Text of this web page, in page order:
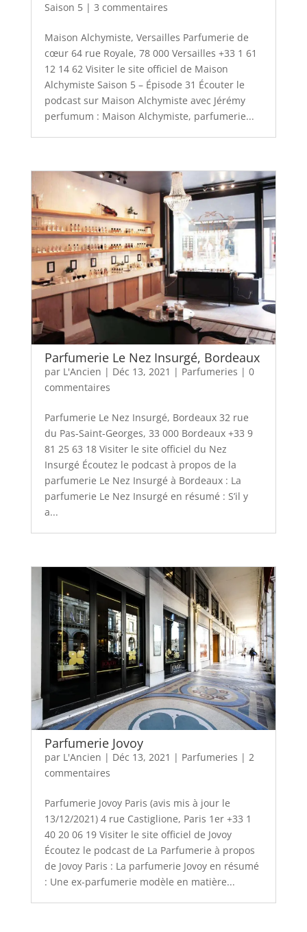
Saison 5| 3 commentaires
Maison Alchymiste, Versailles Parfumerie de
cœur 64 rue Royale, 78 000 Versailles +33 1 61
12 14 62 Visiter le site officiel de Maison
Alchymiste Saison 5 – Épisode 31 Écouter le
podcast sur Maison Alchymiste avec Jérémy
perfumum : Maison Alchymiste, parfumerie...
Parfumerie Le Nez Insurgé, Bordeaux
par L'Ancien | Déc 13, 2021 | Parfumeries | 0
commentaires
Parfumerie Le Nez Insurgé, Bordeaux 32 rue
du Pas-Saint-Georges, 33 000 Bordeaux +33 9
81 25 63 18 Visiter le site officiel du Nez
Insurgé Écoutez le podcast à propos de la
parfumerie Le Nez Insurgé à Bordeaux : La
parfumerie Le Nez Insurgé en résumé : S’il y
a...
Parfumerie Jovoy
par L'Ancien | Déc 13, 2021 | Parfumeries | 2
commentaires
Parfumerie Jovoy Paris (avis mis à jour le
13/12/2021) 4 rue Castiglione, Paris 1er +33 1
40 20 06 19 Visiter le site officiel de Jovoy
Écoutez le podcast de La Parfumerie à propos
de Jovoy Paris : La parfumerie Jovoy en résumé
: Une ex-parfumerie modèle en matière...